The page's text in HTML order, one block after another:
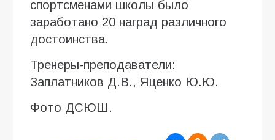
спортсменами школы было
заработано 20 наград различного
достоинства.
Тренеры-преподаватели:
Заплатников Д.В., Яценко Ю.Ю.
Фото ДСЮШ.